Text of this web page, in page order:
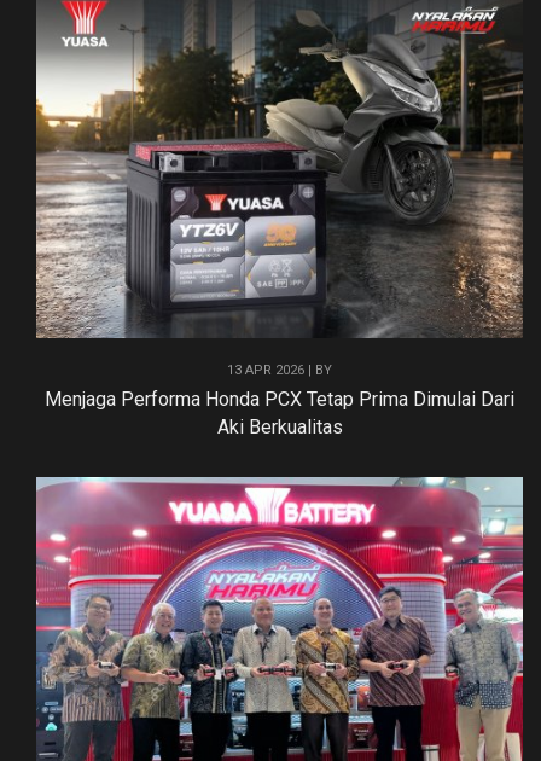
13 APR 2026 | BY
Menjaga Performa Honda PCX Tetap Prima Dimulai Dari
Aki Berkualitas